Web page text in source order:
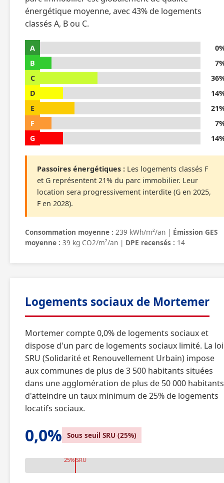
énergétique moyenne, avec 43% de logements
classés A, B ou C.
A
B
C
D
E
F
G
Passoires énergétiques : Les logements classés F
et G représentent 21% du parc immobilier. Leur
location sera progressivement interdite (G en 2025,
F en 2028).
Consommation moyenne : 239 kWh/m²/an | Émission GES
moyenne : 39 kg CO2/m²/an | DPE recensés : 14
Logements sociaux de Mortemer
Mortemer compte 0,0% de logements sociaux et
dispose d'un parc de logements sociaux limité. La loi
SRU (Solidarité et Renouvellement Urbain) impose
aux communes de plus de 3 500 habitants situées
dans une agglomération de plus de 50 000 habitants
d'atteindre un taux minimum de 25% de logements
locatifs sociaux.
0,0% Sous seuil SRU (25%)
25% SRU